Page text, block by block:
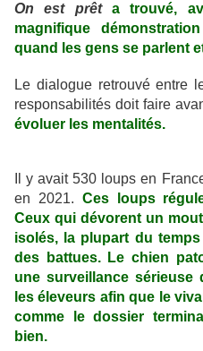
On est prêt
a trouvé,
magnifique
quand les gens se parlent
Le dialogue retrouvé entre
responsabilités doit faire
évoluer les mentalités.
Il y avait 530 loups en
en 2021. Ces loups
Ceux qui dévorent un
isolés, la plupart du
des battues. Le chien
une surveillance sérieuse
les éleveurs afin que le
comme le dossier
bien.